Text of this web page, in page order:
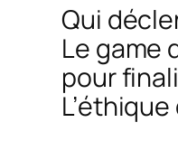
Qui
Le game
pour